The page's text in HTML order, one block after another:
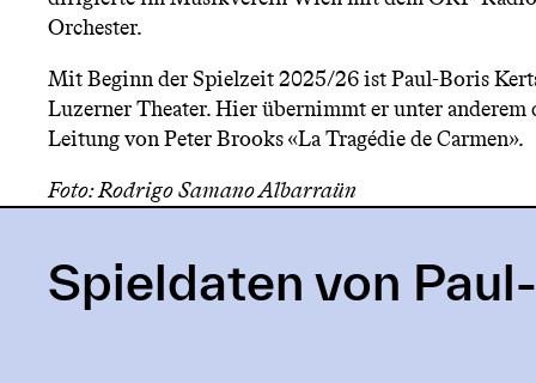
Orchester.
Mit Beginn der Spielzeit 2025/26 ist Paul-Boris
Luzerner Theater. Hier übernimmt er unter anderem
Leitung von Peter Brooks «La Tragédie de Carmen».
Foto: Rodrigo Samano Albarraün
Spieldaten von